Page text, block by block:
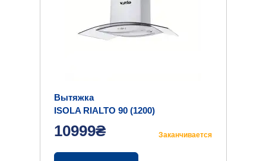
Вытяжка
ISOLA RIALTO 90 (1200)
10999₴ Заканчивается